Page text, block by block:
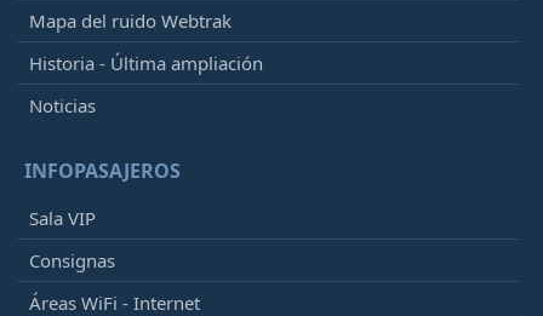
Mapa del ruido Webtrak
Historia - Última ampliación
Noticias
INFOPASAJEROS
Sala VIP
Consignas
Áreas WiFi - Internet